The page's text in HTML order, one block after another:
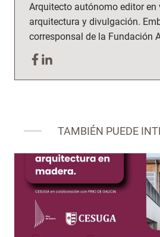
Arquitecto autónomo editor en
arquitectura y divulgación.
corresponsal de la Fundación
TAMBIÉN PUEDE